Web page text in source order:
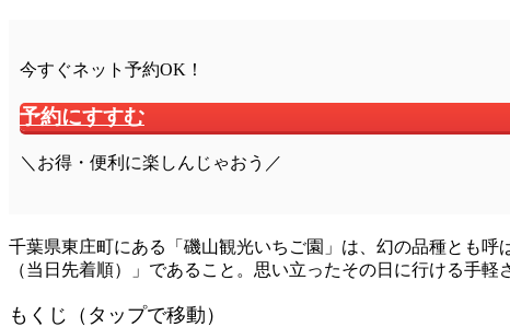
今すぐネット予約OK！
予約にすすむ
＼お得・便利に楽しんじゃおう／
千葉県東庄町にある「磯山観光いちご園」は、幻の品種とも
（当日先着順）」であること。思い立ったその日に行ける手
もくじ（タップで移動）